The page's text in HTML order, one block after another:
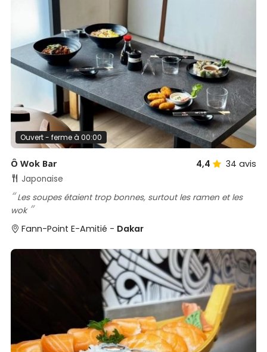
Ouvert - ferme à 00:00
Ô Wok Bar 4,4 34 avis
Japonaise
Les soupes étaient trop bonnes, surtout les ramen et les
wok
Fann-Point E-Amitié - Dakar